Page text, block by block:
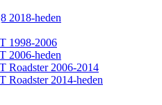
2018-heden
1998-2006
2006-heden
Roadster 2006-2014
Roadster 2014-heden